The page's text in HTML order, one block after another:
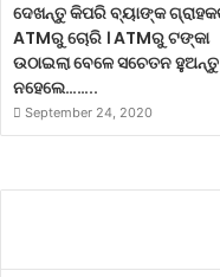
ଦେଖନ୍ତୁ କିପରି ବ୍ୟାଙ୍କ
ATMରୁ ଚୋରି । ATMରୁ ଟଙ୍କା
ଉଠାଇଲା ବେଳେ ସଚେତନ ହୁଅନ୍ତୁ
ନହେଲେ……..
September 24, 2020